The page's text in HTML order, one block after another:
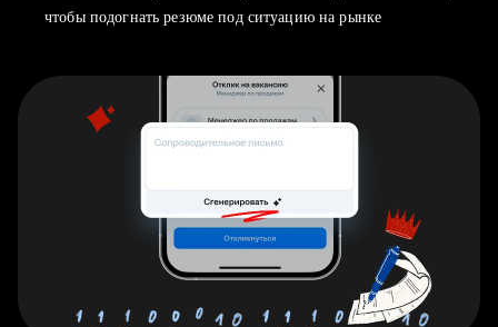
чтобы подогнать резюме под ситуацию на рынке